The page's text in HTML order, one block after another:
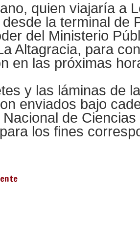
quien viajaría a
la terminal de
del Ministerio
Altagracia, para
en las próximas
y las láminas de
enviados bajo
de
los fines